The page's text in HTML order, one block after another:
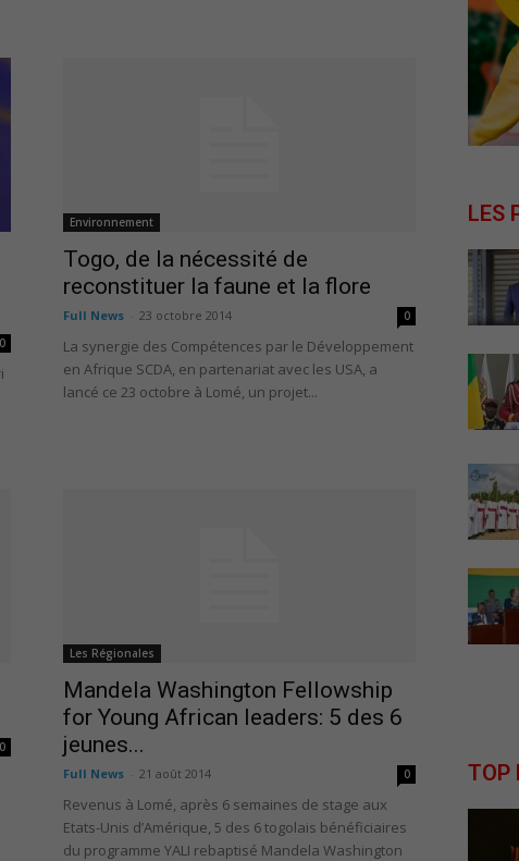
0
Environnement
Togo, de la nécessité de
reconstituer la faune et la flore
Full News 23 octobre 2014 0
La synergie des Compétences par le Développement
en Afrique SCDA, en partenariat avec les USA, a
lancé ce 23 octobre à Lomé, un projet...
0
Les Régionales
Mandela Washington Fellowship
for Young African leaders: 5 des 6
jeunes...
Full News 21 août 2014 0
Revenus à Lomé, après 6 semaines de stage aux
Etats-Unis d’Amérique, 5 des 6 togolais bénéficiaires
du programme YALI rebaptisé Mandela Washington
LES
TOP